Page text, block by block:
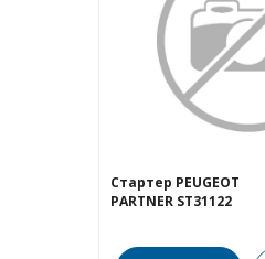
Стартер PEUGEOT
PARTNER ST31122